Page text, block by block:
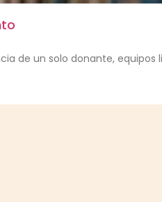
de un solo donante,